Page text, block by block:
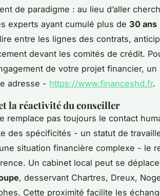
de paradigme : au lieu d’aller
experts ayant cumulé plus de 30 ans
entre les lignes des contrats,
devant les comités de crédit.
de votre projet financier, un
adresse - https://www.financeshd.fr.
la réactivité du conseiller
remplace pas toujours le contact
des spécificités - un statut de
situation financière complexe - le
Un cabinet local peut se
, desservant Chartres, Dreux,
Cette proximité facilite les